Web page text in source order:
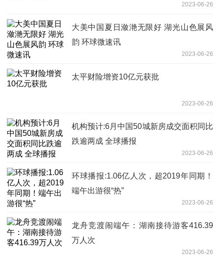
2023-06-26
大美中国夏日潋滟无限好 湖光山色展风
韵 环球微速讯
2023-06-26
太平财险增资10亿元获批
2023-06-26
机构预计:6月中国50城新房成交面积同比
跌逾两成 全球播报
2023-06-26
环球播报:1.06亿人次，超2019年同期！
端午出游很“热”
2023-06-26
龙舟竞渡闹端午：湖南接待游客416.39
万人次
2023-06-26